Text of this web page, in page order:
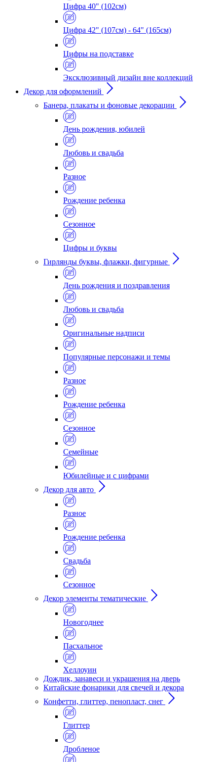
Цифра 40" (102см)
Цифра 42" (107см) - 64" (165см)
Цифры на подставке
Эксклюзивный дизайн вне коллекций
Декор для оформлений
Банера, плакаты и фоновые декорации
День рождения, юбилей
Любовь и свадьба
Разное
Рождение ребенка
Сезонное
Цифры и буквы
Гирлянды буквы, флажки, фигурные
День рождения и поздравления
Любовь и свадьба
Оригинальные надписи
Популярные персонажи и темы
Разное
Рождение ребенка
Сезонное
Семейные
Юбилейные и с цифрами
Декор для авто
Разное
Рождение ребенка
Свадьба
Сезонное
Декор элементы тематические
Новогоднее
Пасхальное
Хеллоуин
Дождик, занавеси и украшения на дверь
Китайские фонарики для свечей и декора
Конфетти, глиттер, пенопласт, снег
Глиттер
Дробленое